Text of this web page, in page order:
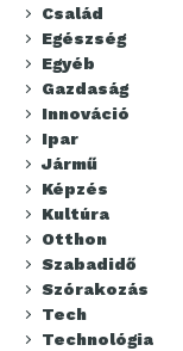
Család
Egészség
Egyéb
Gazdaság
Innováció
Ipar
Jármű
Képzés
Kultúra
Otthon
Szabadidő
Szórakozás
Tech
Technológia